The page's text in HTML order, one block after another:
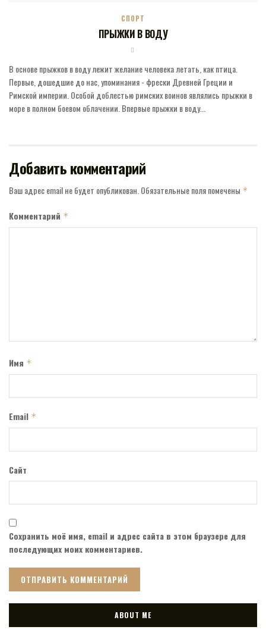
СПОРТ
ПРЫЖКИ В ВОДУ
В основе прыжков в воду лежит желание человека летать, как птица.
Первые, дошедшие до нас, упоминания - фрески Древней Греции и
Римской империи. Особой доблестью римских воинов являлись прыжки в
море в полном боевом облачении. Впервые прыжки в воду...
Добавить комментарий
Ваш адрес email не будет опубликован.Обязательные поля помечены *
Комментарий *
Имя *
Email *
Сайт
Сохранить моё имя, email и адрес сайта в этом браузере для
последующих моих комментариев.
ABOUT ME